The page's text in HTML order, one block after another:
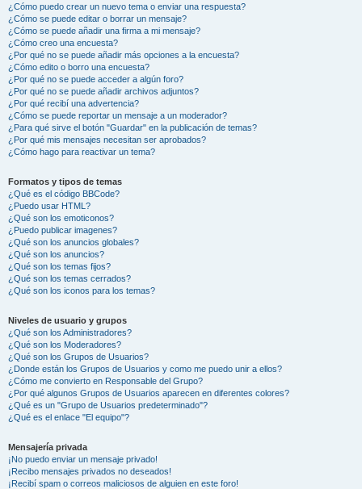
¿Cómo puedo crear un nuevo tema o enviar una respuesta?
¿Cómo se puede editar o borrar un mensaje?
¿Cómo se puede añadir una firma a mi mensaje?
¿Cómo creo una encuesta?
¿Por qué no se puede añadir más opciones a la encuesta?
¿Cómo edito o borro una encuesta?
¿Por qué no se puede acceder a algún foro?
¿Por qué no se puede añadir archivos adjuntos?
¿Por qué recibí una advertencia?
¿Cómo se puede reportar un mensaje a un moderador?
¿Para qué sirve el botón "Guardar" en la publicación de temas?
¿Por qué mis mensajes necesitan ser aprobados?
¿Cómo hago para reactivar un tema?
Formatos y tipos de temas
¿Qué es el código BBCode?
¿Puedo usar HTML?
¿Qué son los emoticonos?
¿Puedo publicar imagenes?
¿Qué son los anuncios globales?
¿Qué son los anuncios?
¿Qué son los temas fijos?
¿Qué son los temas cerrados?
¿Qué son los iconos para los temas?
Niveles de usuario y grupos
¿Qué son los Administradores?
¿Qué son los Moderadores?
¿Qué son los Grupos de Usuarios?
¿Donde están los Grupos de Usuarios y como me puedo unir a ellos?
¿Cómo me convierto en Responsable del Grupo?
¿Por qué algunos Grupos de Usuarios aparecen en diferentes colores?
¿Qué es un "Grupo de Usuarios predeterminado"?
¿Qué es el enlace "El equipo"?
Mensajería privada
¡No puedo enviar un mensaje privado!
¡Recibo mensajes privados no deseados!
¡Recibí spam o correos maliciosos de alguien en este foro!